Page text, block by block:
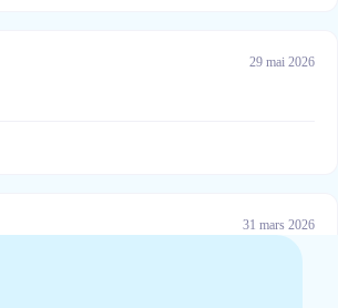
29 mai 2026
31 mars 2026